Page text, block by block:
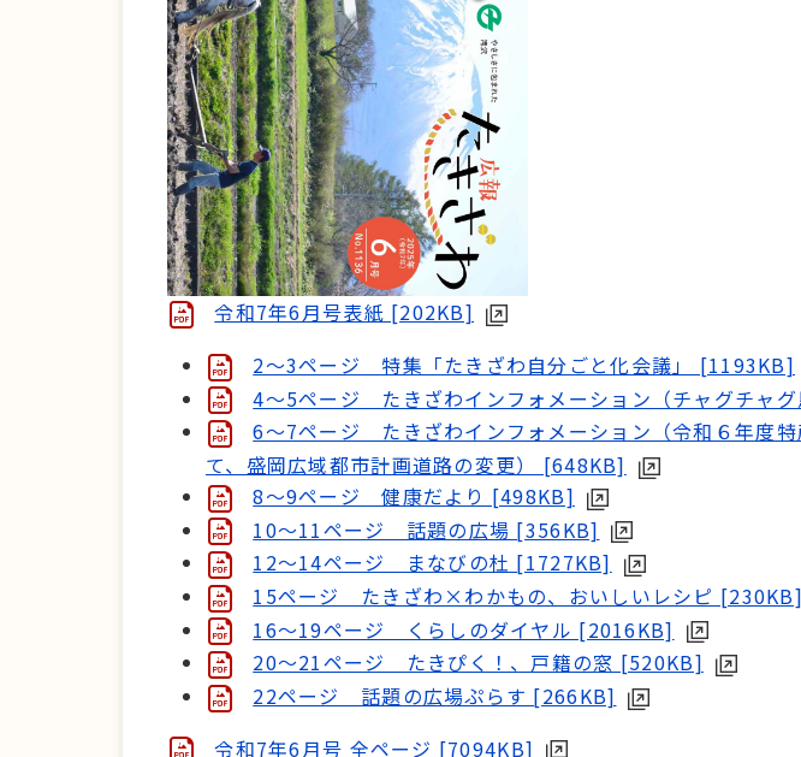
令和7年6月号表紙 [202KB]
2～3ページ 特集「たきざわ自分ごと化会議」 [1193KB]
4～5ページ たきざわインフォメーション（チャグチャ
6～7ページ たきざわインフォメーション（令和６年度
て、盛岡広域都市計画道路の変更） [648KB]
8～9ページ 健康だより [498KB]
10～11ページ 話題の広場 [356KB]
12～14ページ まなびの杜 [1727KB]
15ページ たきざわ×わかもの、おいしいレシピ [230KB]
16～19ページ くらしのダイヤル [2016KB]
20～21ページ たきぴく！、戸籍の窓 [520KB]
22ページ 話題の広場ぷらす [266KB]
令和7年6月号 全ページ [7094KB]